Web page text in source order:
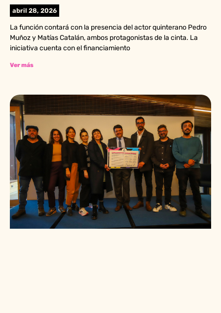
abril 28, 2026
La función contará con la presencia del actor quinterano Pedro
Muñoz y Matías Catalán, ambos protagonistas de la cinta. La
iniciativa cuenta con el financiamiento
Ver más